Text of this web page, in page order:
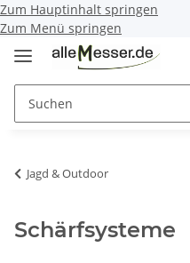
Zum Hauptinhalt springen
Zum Menü springen
Jagd & Outdoor
Schärfsysteme